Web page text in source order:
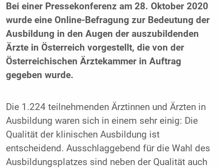
Bei einer Pressekonferenz am 28. Oktober 2020
wurde eine Online-Befragung zur Bedeutung der
Ausbildung in den Augen der auszubildenden
Ärzte in Österreich vorgestellt, die von der
Österreichischen Ärztekammer in Auftrag
gegeben wurde.
Die 1.224 teilnehmenden Ärztinnen und Ärzten in
Ausbildung waren sich in einem sehr einig: Die
Qualität der klinischen Ausbildung ist
entscheidend. Ausschlaggebend für die Wahl des
Ausbildungsplatzes sind neben der Qualität auch